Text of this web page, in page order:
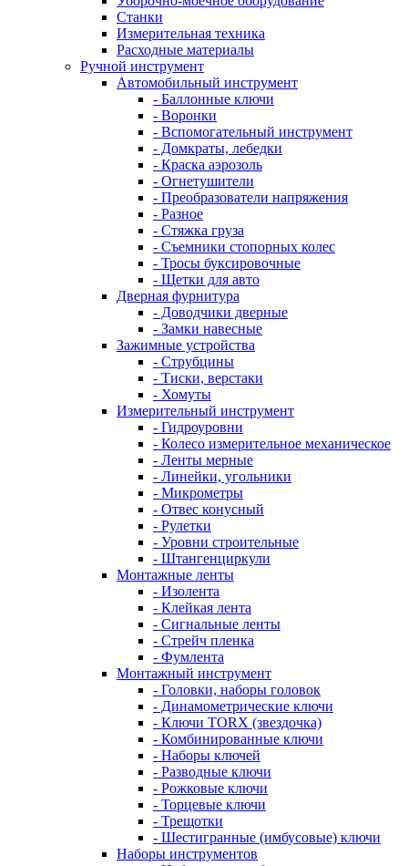
Станки
Измерительная техника
Расходные материалы
Ручной инструмент
Автомобильный инструмент
- Баллонные ключи
- Воронки
- Вспомогательный инструмент
- Домкраты, лебедки
- Краска аэрозоль
- Огнетушители
- Преобразователи напряжения
- Разное
- Стяжка груза
- Съемники стопорных колес
- Тросы буксировочные
- Щетки для авто
Дверная фурнитура
- Доводчики дверные
- Замки навесные
Зажимные устройства
- Струбцины
- Тиски, верстаки
- Хомуты
Измерительный инструмент
- Гидроуровни
- Колесо измерительное механическое
- Ленты мерные
- Линейки, угольники
- Микрометры
- Отвес конусный
- Рулетки
- Уровни строительные
- Штангенциркули
Монтажные ленты
- Изолента
- Клейкая лента
- Сигнальные ленты
- Стрейч пленка
- Фумлента
Монтажный инструмент
- Головки, наборы головок
- Динамометрические ключи
- Ключи TORX (звездочка)
- Комбинированные ключи
- Наборы ключей
- Разводные ключи
- Рожковые ключи
- Торцевые ключи
- Трещотки
- Шестигранные (имбусовые) ключи
Наборы инструментов